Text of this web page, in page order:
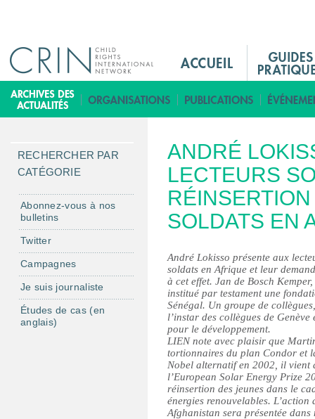
i
n
e
n
u
F
r
i
ANDRÉ
LECTEURS
SOLDATS EN
André Lokisso présente aux
soldats en Afrique et leur
à cet effet. Jan de Bosch
institué par testament une
Sénégal. Un groupe de
l’instar des collègues de
pour le développement.
LIEN note avec plaisir que
tortionnaires du plan Condor et
Nobel alternatif en 2002, il vient
l’European Solar Energy Prize
réinsertion des jeunes dans le
énergies renouvelables.
Afghanistan sera présentée
RECHERCHER PAR
CATÉGORIE
Abonnez-vous à nos
bulletins
Twitter
Campagnes
Je suis journaliste
Études de cas (en
anglais)